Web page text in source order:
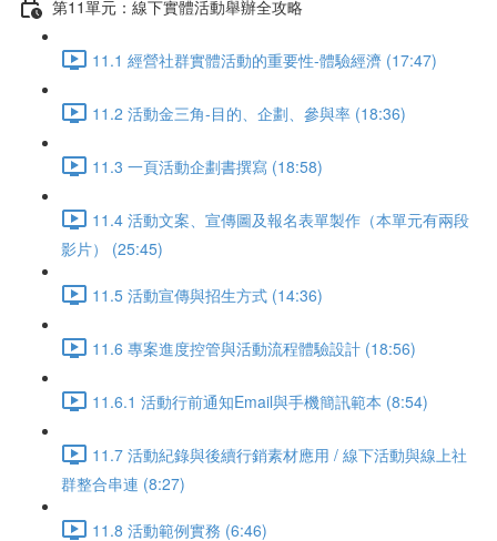
第11單元：線下實體活動舉辦全攻略
11.1 經營社群實體活動的重要性-體驗經濟 (17:47)
11.2 活動金三角-目的、企劃、參與率 (18:36)
11.3 一頁活動企劃書撰寫 (18:58)
11.4 活動文案、宣傳圖及報名表單製作（本單元有兩段
影片） (25:45)
11.5 活動宣傳與招生方式 (14:36)
11.6 專案進度控管與活動流程體驗設計 (18:56)
11.6.1 活動行前通知Email與手機簡訊範本 (8:54)
11.7 活動紀錄與後續行銷素材應用 / 線下活動與線上社
群整合串連 (8:27)
11.8 活動範例實務 (6:46)